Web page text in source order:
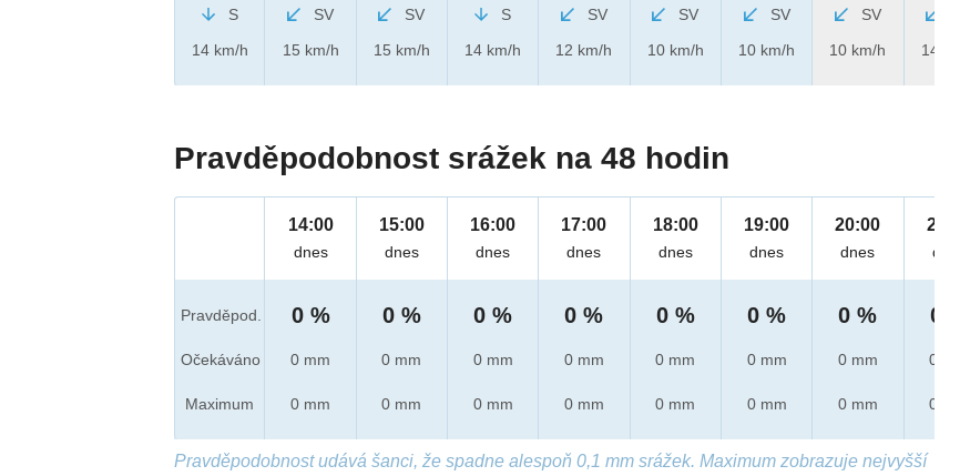
S
14 km/h
SV
15 km/h
SV
15 km/h
S
14 km/h
SV
12 km/h
SV
10 km/h
SV
10 km/h
SV
10 km/h
14 km/h
Pravděpodobnost srážek na 48 hodin
Pravděpod.
Očekáváno
Maximum
14:00
dnes
0 %
0 mm
0 mm
15:00
dnes
0 %
0 mm
0 mm
16:00
dnes
0 %
0 mm
0 mm
17:00
dnes
0 %
0 mm
0 mm
18:00
dnes
0 %
0 mm
0 mm
19:00
dnes
0 %
0 mm
0 mm
20:00
dnes
0 %
0 mm
0 mm
21:00
dnes
0 %
0 mm
0 mm
Pravděpodobnost udává šanci, že spadne alespoň 0,1 mm srážek. Maximum zobrazuje nejvyšší